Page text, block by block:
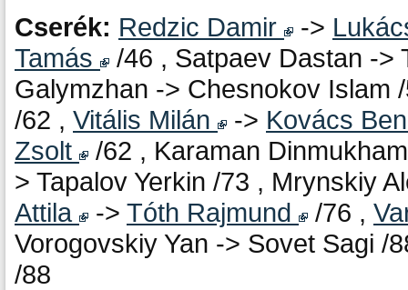
Cserék: Redzic Damir ->
Tamás
/46 , Satpaev Dastan ->
Galymzhan -> Chesnokov Islam
/62 , Vitális Milán -> Kovács
Zsolt
/62 , Karaman
> Tapalov Yerkin /73 , Mrynskiy
Attila
-> Tóth Rajmund /76 ,
Vorogovskiy Yan -> Sovet Sagi /
/88